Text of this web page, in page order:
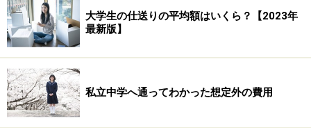
経緯措置はほとんど「なし」
何より気になっていたのが経過措置です。これまで給付
金を期待して何年かに亘って積立を行ってきた人はどう
なるのでしょうか？
大学生の仕送りの平均額はいくら？【2023年
最新版】
私立中学へ通ってわかった想定外の費用